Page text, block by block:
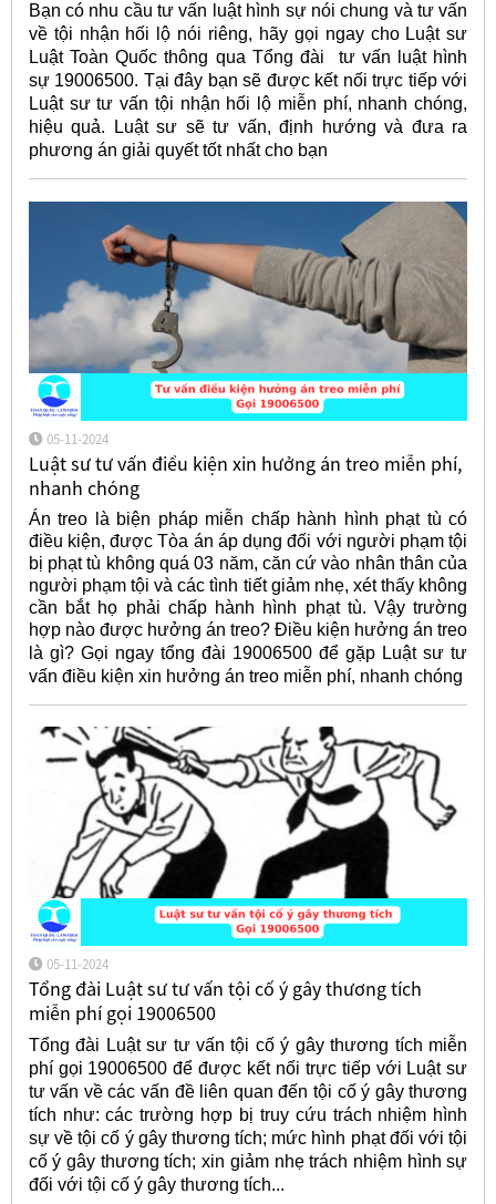
Bạn có nhu cầu tư vấn luật hình sự nói chung và tư vấn
về tội nhận hối lộ nói riêng, hãy gọi ngay cho Luật sư
Luật Toàn Quốc thông qua Tổng đài tư vấn luật hình
sự 19006500. Tại đây bạn sẽ được kết nối trực tiếp với
Luật sư tư vấn tội nhận hối lộ miễn phí, nhanh chóng,
hiệu quả. Luật sư sẽ tư vấn, định hướng và đưa ra
phương án giải quyết tốt nhất cho bạn
05-11-2024
Luật sư tư vấn điều kiện xin hưởng án treo miễn phí,
nhanh chóng
Án treo là biện pháp miễn chấp hành hình phạt tù có
điều kiện, được Tòa án áp dụng đối với người phạm tội
bị phạt tù không quá 03 năm, căn cứ vào nhân thân của
người phạm tội và các tình tiết giảm nhẹ, xét thấy không
cần bắt họ phải chấp hành hình phạt tù. Vậy trường
hợp nào được hưởng án treo? Điều kiện hưởng án treo
là gì? Gọi ngay tổng đài 19006500 để gặp Luật sưtư
vấn điều kiện xin hưởng án treo miễn phí, nhanh chóng
05-11-2024
Tổng đài Luật sư tư vấn tội cố ý gây thương tích
miễn phí gọi 19006500
Tổng đài Luật sư tư vấn tội cố ý gây thương tích miễn
phí gọi 19006500 để được kết nối trực tiếp với Luật sư
tư vấn về các vấn đề liên quan đến tội cố ý gây thương
tích như: các trường hợp bị truy cứu trách nhiệm hình
sự về tội cố ý gây thương tích; mức hình phạt đối với tội
cố ý gây thương tích; xin giảm nhẹ trách nhiệm hình sự
đối với tội cố ý gây thương tích...